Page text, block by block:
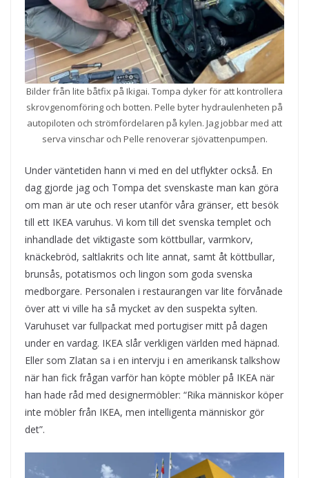
Bilder från lite båtfix på Ikigai. Tompa dyker för att kontrollera
skrovgenomföring och botten. Pelle byter hydraulenheten på
autopiloten och strömfördelaren på kylen. Jag jobbar med att
serva vinschar och Pelle renoverar sjövattenpumpen.
Under väntetiden hann vi med en del utflykter också. En
dag gjorde jag och Tompa det svenskaste man kan göra
om man är ute och reser utanför våra gränser, ett besök
till ett IKEA varuhus. Vi kom till det svenska templet och
inhandlade det viktigaste som köttbullar, varmkorv,
knäckebröd, saltlakrits och lite annat, samt åt köttbullar,
brunsås, potatismos och lingon som goda svenska
medborgare. Personalen i restaurangen var lite förvånade
över att vi ville ha så mycket av den suspekta sylten.
Varuhuset var fullpackat med portugiser mitt på dagen
under en vardag. IKEA slår verkligen världen med häpnad.
Eller som Zlatan sa i en intervju i en amerikansk talkshow
när han fick frågan varför han köpte möbler på IKEA när
han hade råd med designermöbler: “Rika människor köper
inte möbler från IKEA, men intelligenta människor gör
det”.